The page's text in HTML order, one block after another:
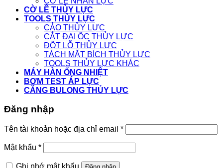
CỜ LÊ THỦY LỰC
TOOLS THỦY LỰC
CẢO THỦY LỰC
CẮT ĐAI ỐC THỦY LỰC
ĐỘT LỖ THỦY LỰC
TÁCH MẶT BÍCH THỦY LỰC
TOOLS THỦY LỰC KHÁC
MÁY HÀN ỐNG NHIỆT
BƠM TEST ÁP LỰC
CĂNG BULONG THỦY LỰC
Đăng nhập
Tên tài khoản hoặc địa chỉ email *
Mật khẩu *